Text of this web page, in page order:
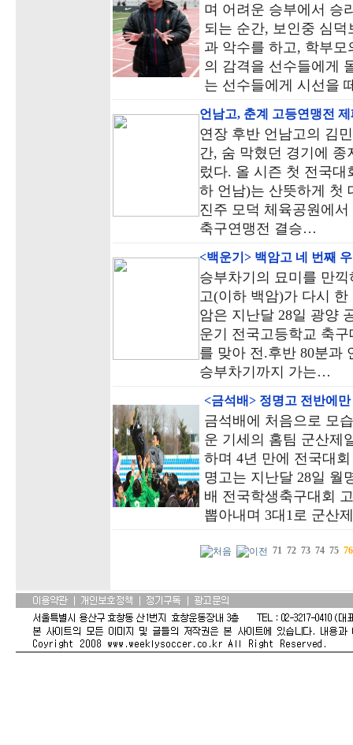
며 어려운 승부에서 승
되는 순간, 보인중 심
과 악수를 하고, 학부
의 감격을 선수들에게
는 선수들에게 시선을
언남고, 춘계 고등연맹전
연장 후반 언남고의 김
간, 숨 막혔던 경기에
렀다. 올 시즌 첫 전국
하 언남)는 산뜻하게 첫
진주 모덕 체육공원에
축구연맹전 결승…
<백운기> 백암고 네 번째
승부차기의 묘미를 만
고(이하 백암)가 다시
암은 지난달 28일 광양
운기 전국고등학교 축
를 맞아 전.후반 80분과
승부차기까지 가는…
<금석배> 정명고 전반에
금석배에 처음으로 모
운 기세의 홈팀 군산제
하며 4년 만에 전국대
명고는 지난달 28일 월
배 전국학생축구대회
뽑아내며 3대1로 군산
71 72 73 74 75 76